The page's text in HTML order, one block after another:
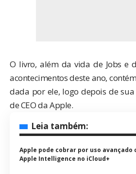
O livro, além da vida de Jobs e
acontecimentos deste ano,
dada por ele, logo depois de
de CEO da Apple.
Leia também:
Apple pode cobrar por uso avançado
Apple Intelligence no iCloud+